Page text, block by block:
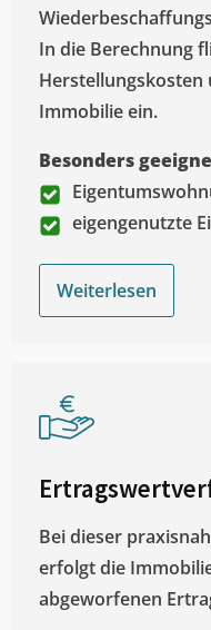
In die Berechnung
Immobilie ein.
Besonders
eigengenutzte
Weiterlesen
Bei dieser
erfolgt die
abgeworfenen